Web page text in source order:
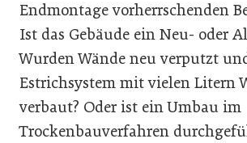
Endmontage vorherrschenden
Ist das Gebäude ein Neu- oder
Wurden Wände neu verputzt
Estrichsystem mit vielen Litern
verbaut? Oder ist ein Umbau im
Trockenbauverfahren